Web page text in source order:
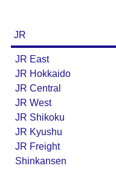
JR
JR East
JR Hokkaido
JR Central
JR West
JR Shikoku
JR Kyushu
JR Freight
Shinkansen